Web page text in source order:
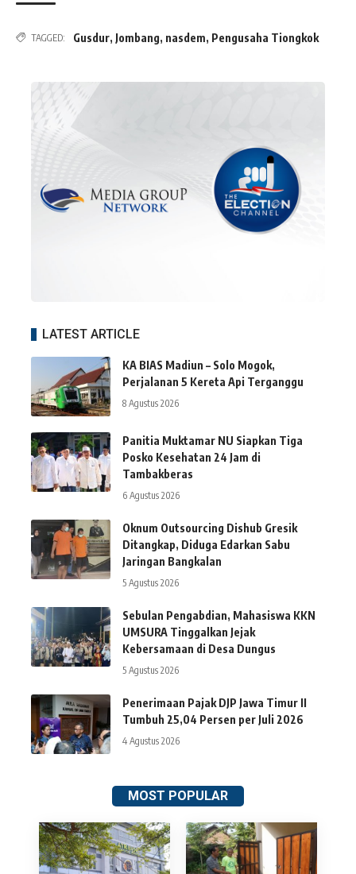
TAGGED: Gusdur, Jombang, nasdem, Pengusaha Tiongkok
LATEST ARTICLE
KA BIAS Madiun – Solo Mogok,
Perjalanan 5 Kereta Api Terganggu
8 Agustus 2026
Panitia Muktamar NU Siapkan Tiga
Posko Kesehatan 24 Jam di
Tambakberas
6 Agustus 2026
Oknum Outsourcing Dishub Gresik
Ditangkap, Diduga Edarkan Sabu
Jaringan Bangkalan
5 Agustus 2026
Sebulan Pengabdian, Mahasiswa KKN
UMSURA Tinggalkan Jejak
Kebersamaan di Desa Dungus
5 Agustus 2026
Penerimaan Pajak DJP Jawa Timur II
Tumbuh 25,04 Persen per Juli 2026
4 Agustus 2026
MOST POPULAR